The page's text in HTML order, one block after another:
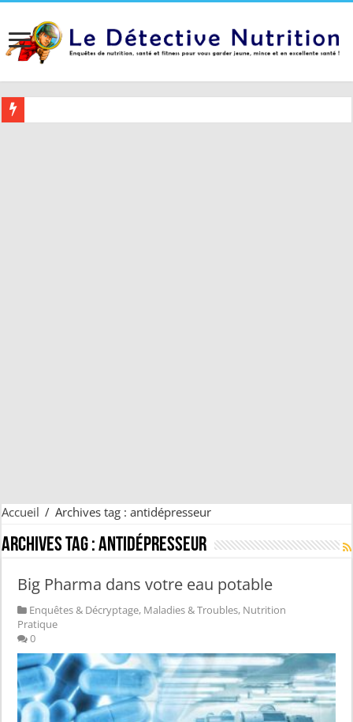
Accueil / Archives tag : antidépresseur
Archives tag :antidépresseur
Big Pharma dans votre eau potable
Enquêtes & Décryptage, Maladies & Troubles, Nutrition
Pratique
0